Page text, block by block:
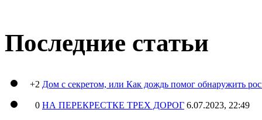
Последние статьи
+2 Дом с секретом, или Как дождь помог обнаружить
0 НА ПЕРЕКРЕСТКЕ ТРЕХ ДОРОГ 6.07.2023, 22:49